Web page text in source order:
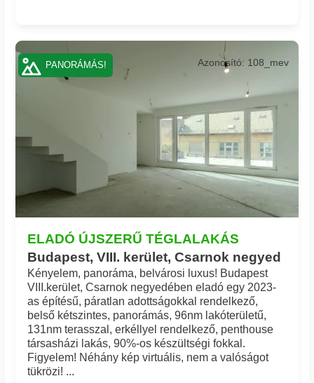
ELADÓ ÚJSZERŰ TÉGLALAKÁS
Budapest, VIII. kerület, Csarnok negyed
Azonosító: 108_mev
Kényelem, panoráma, belvárosi luxus! Budapest
VIII.kerület, Csarnok negyedében eladó egy 2023-
as építésű, páratlan adottságokkal rendelkező,
belső kétszintes, panorámás, 96nm lakóterületű,
131nm terasszal, erkéllyel rendelkező, penthouse
társasházi lakás, 90%-os készültségi fokkal.
Figyelem! Néhány kép virtuális, nem a valóságot
tükrözi! ...
PANORÁMÁS!